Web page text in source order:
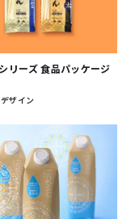
リーズ 食品パッケージ
ザイン